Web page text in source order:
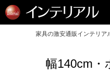
家具の激安通販インテリア
幅140cm・